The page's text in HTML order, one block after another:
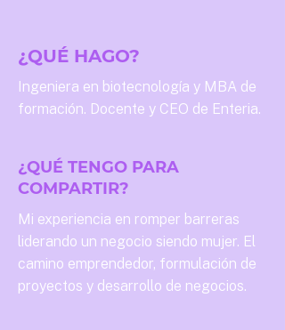
¿QUÉ HAGO?
Ingeniera en biotecnología y MBA de
formación. Docente y CEO de Enteria.
¿QUÉ TENGO PARA
COMPARTIR?
Mi experiencia en romper barreras
liderando un negocio siendo mujer. El
camino emprendedor, formulación de
proyectos y desarrollo de negocios.